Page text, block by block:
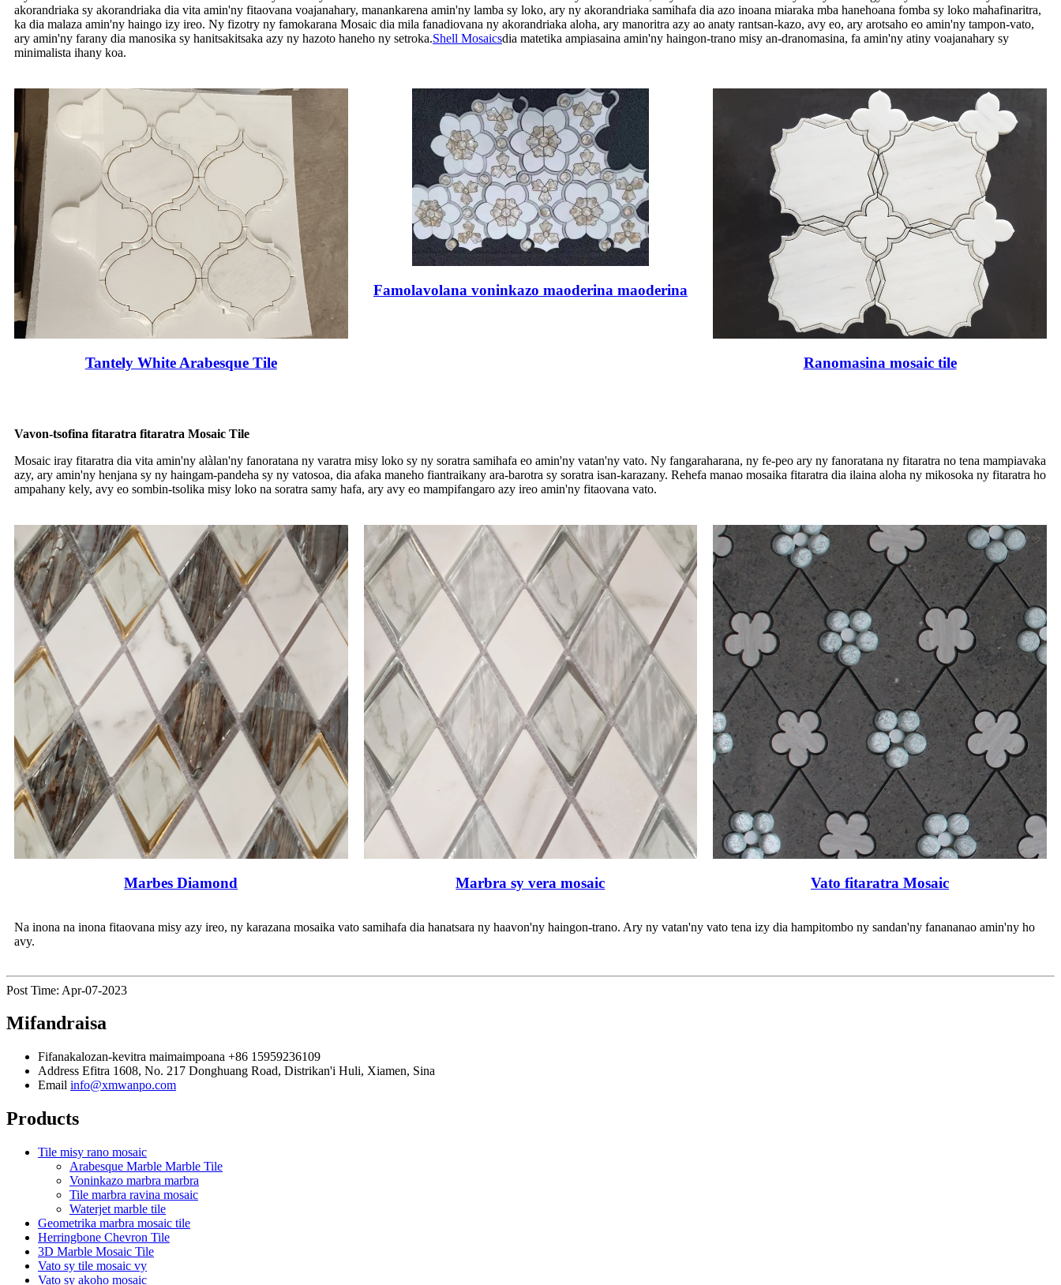
akorandriaka sy akorandriaka dia vita amin'ny fitaovana voajanahary, manankarena amin'ny lamba sy loko, ary ny akorandriaka samihafa dia azo inoana miaraka mba hanehoana fomba sy loko mahafinaritra,
ka dia malaza amin'ny haingo izy ireo. Ny fizotry ny famokarana Mosaic dia mila fanadiovana ny akorandriaka aloha, ary manoritra azy ao anaty rantsan-kazo, avy eo, ary arotsaho eo amin'ny tampon-vato,
ary amin'ny farany dia manosika sy hanitsakitsaka azy ny hazoto haneho ny setroka.Shell Mosaicsdia matetika ampiasaina amin'ny haingon-trano misy an-dranomasina, fa amin'ny atiny voajanahary sy
minimalista ihany koa.
Tantely White Arabesque Tile
Famolavolana voninkazo maoderina maoderina
Ranomasina mosaic tile
Vavon-tsofina fitaratra fitaratra Mosaic Tile
Mosaic iray fitaratra dia vita amin'ny alàlan'ny fanoratana ny varatra misy loko sy ny soratra samihafa eo amin'ny vatan'ny vato. Ny fangaraharana, ny fe-peo ary ny fanoratana ny fitaratra no tena mampiavaka
azy, ary amin'ny henjana sy ny haingam-pandeha sy ny vatosoa, dia afaka maneho fiantraikany ara-barotra sy soratra isan-karazany. Rehefa manao mosaika fitaratra dia ilaina aloha ny mikosoka ny fitaratra ho
ampahany kely, avy eo sombin-tsolika misy loko na soratra samy hafa, ary avy eo mampifangaro azy ireo amin'ny fitaovana vato.
Marbes Diamond Marbra sy vera mosaic Vato fitaratra Mosaic
Na inona na inona fitaovana misy azy ireo, ny karazana mosaika vato samihafa dia hanatsara ny haavon'ny haingon-trano. Ary ny vatan'ny vato tena izy dia hampitombo ny sandan'ny fanananao amin'ny ho
avy.
Post Time: Apr-07-2023
Mifandraisa
Fifanakalozan-kevitra maimaimpoana +86 15959236109
Address Efitra 1608, No. 217 Donghuang Road, Distrikan'i Huli, Xiamen, Sina
Email info@xmwanpo.com
Products
Tile misy rano mosaic
Arabesque Marble Marble Tile
Voninkazo marbra marbra
Tile marbra ravina mosaic
Waterjet marble tile
Geometrika marbra mosaic tile
Herringbone Chevron Tile
3D Marble Mosaic Tile
Vato sy tile mosaic vy
Vato sy akoho mosaic